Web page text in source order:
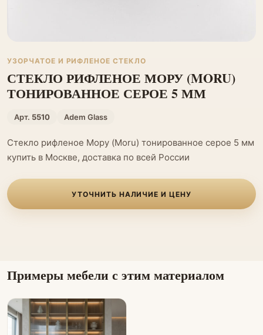
УЗОРЧАТОЕ И РИФЛЕНОЕ СТЕКЛО
СТЕКЛО РИФЛЕНОЕ МОРУ (MORU)
ТОНИРОВАННОЕ СЕРОЕ 5 ММ
Арт. 5510 Adem Glass
Стекло рифленое Мору (Moru) тонированное серое 5 мм
купить в Москве, доставка по всей России
УТОЧНИТЬ НАЛИЧИЕ И ЦЕНУ
Примеры мебели с этим материалом